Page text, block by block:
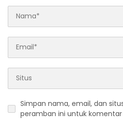
Simpan nama, email, dan
peramban ini untuk